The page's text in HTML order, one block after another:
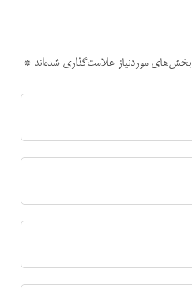
بخش‌های موردنیاز علامت‌گذاری شده‌اند*